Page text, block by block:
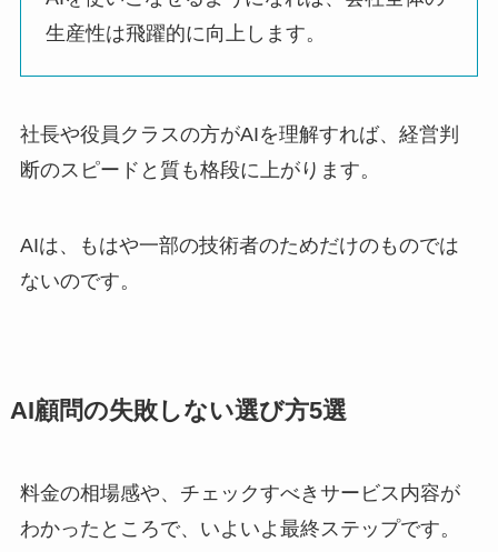
生産性は飛躍的に向上します。
社長や役員クラスの方がAIを理解すれば、経営判
断のスピードと質も格段に上がります。
AIは、もはや一部の技術者のためだけのものでは
ないのです。
AI顧問の失敗しない選び方5選
料金の相場感や、チェックすべきサービス内容が
わかったところで、いよいよ最終ステップです。